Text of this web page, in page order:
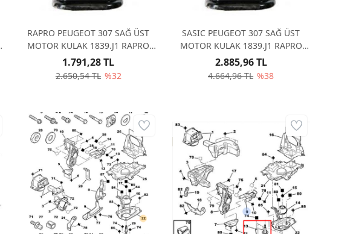
RAPRO PEUGEOT 307 SAĞ ÜST
MOTOR KULAK 1839.J1 RAPRO
59865
2.650,54 TL %32
1.791,28 TL
SASIC PEUGEOT 307 SAĞ ÜST
MOTOR KULAK 1839.J1 RAPRO
59865
4.664,96 TL %38
2.885,96 TL